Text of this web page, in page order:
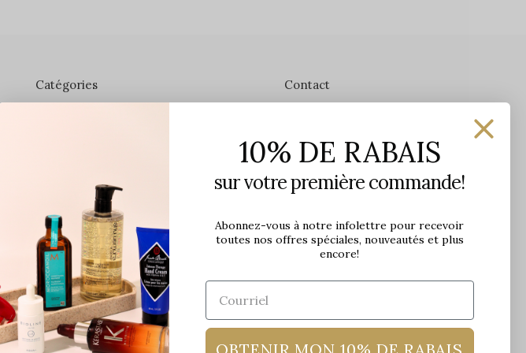
Catégories
Soins du visage
Maquillage
Bain et Corps
Bijoux
Contact
1650 avenue Jules-Verne, Local 103
G2G 2R1, Québec, Canada
Lundi: 9h - 17h
Mardi: 9h - 17h
Mercredi: 9h - 18h
Jeudi: 9h - 21h
Samedi: 9h à 17h
10% DE RABAIS
sur votre première commande!
Abonnez-vous à notre infolettre pour recevoir
toutes nos offres spéciales, nouveautés et plus
encore!